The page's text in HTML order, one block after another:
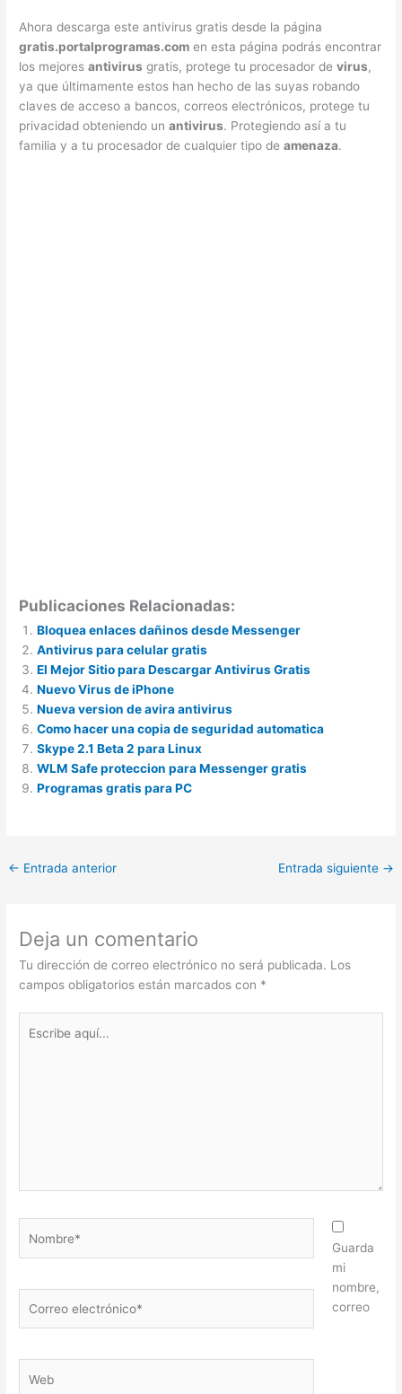
Ahora descarga este antivirus gratis desde la página
gratis.portalprogramas.com en esta página podrás encontrar
los mejoresantivirus gratis, protege tu procesador devirus,
ya que últimamente estos han hecho de las suyas robando
claves de acceso a bancos, correos electrónicos, protege tu
privacidad obteniendo unantivirus. Protegiendo así a tu
familia y a tu procesador de cualquier tipo deamenaza.
Publicaciones Relacionadas:
Bloquea enlaces dañinos desde Messenger
Antivirus para celular gratis
El Mejor Sitio para Descargar Antivirus Gratis
Nuevo Virus de iPhone
Nueva version de avira antivirus
Como hacer una copia de seguridad automatica
Skype 2.1 Beta 2 para Linux
WLM Safe proteccion para Messenger gratis
Programas gratis para PC
← Entrada anterior Entrada siguiente →
Deja un comentario
Tu dirección de correo electrónico no será publicada. Los
campos obligatorios están marcados con *
aquí...
electrónico*
Guarda
mi
nombre,
correo